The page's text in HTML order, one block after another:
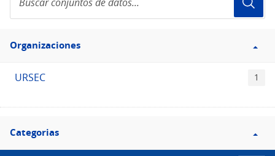
conjuntos
de
Filtro
Organizaciones
Organizaciones
URSEC 1
Filtro
Categorias
Categorias